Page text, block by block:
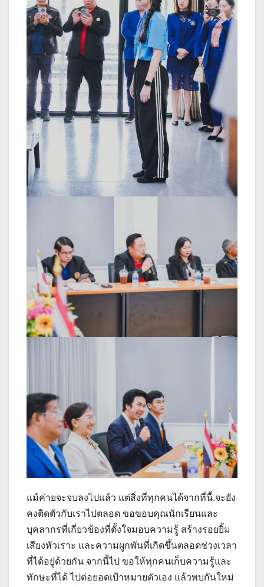
แม้ค่ายจะจบลงไปแล้ว แต่สิ่งที่ทุกคนได้จากที่นี้.จะยัง
คงติดตัวกับเราไปตลอด ขอขอบคุณนักเรียนและ
บุคลากรที่เกี่ยวข้องที่ตั้งใจมอบความรู้ สร้างรอยยิ้ม
เสียงหัวเราะ และความผูกพันที่เกิดขึ้นตลอดช่วงเวลา
ที่ได้อยู่ด้วยกัน จากนี้ไป ขอให้ทุกคนเก็บความรู้และ
ทักษะที่ได้ ไปต่อยอดเป้าหมายตัวเอง แล้วพบกันใหม่